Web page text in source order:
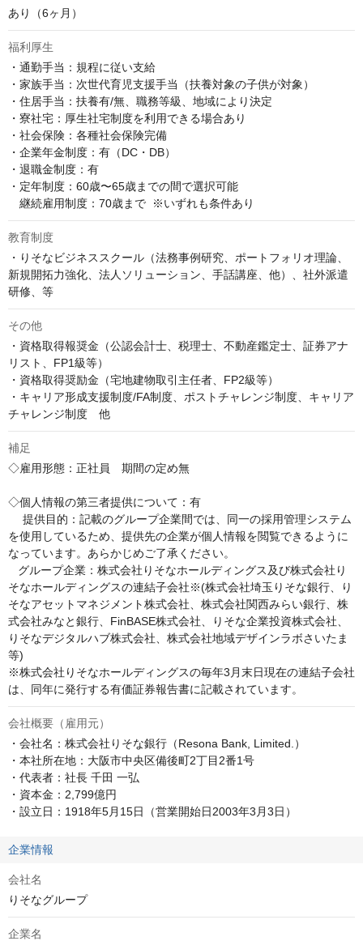
あり（6ヶ月）
福利厚生
・通勤手当：規程に従い支給
・家族手当：次世代育児支援手当（扶養対象の子供が対象）
・住居手当：扶養有/無、職務等級、地域により決定
・寮社宅：厚生社宅制度を利用できる場合あり
・社会保険：各種社会保険完備
・企業年金制度：有（DC・DB）
・退職金制度：有
・定年制度：60歳〜65歳までの間で選択可能
継続雇用制度：70歳まで  ※いずれも条件あり
教育制度
・りそなビジネススクール（法務事例研究、ポートフォリオ理論、
新規開拓力強化、法人ソリューション、手話講座、他）、社外派遣
研修、等
その他
・資格取得報奨金（公認会計士、税理士、不動産鑑定士、証券アナ
リスト、FP1級等）
・資格取得奨励金（宅地建物取引主任者、FP2級等）
・キャリア形成支援制度/FA制度、ポストチャレンジ制度、キャリア
チャレンジ制度　他
補足
◇雇用形態：正社員　期間の定め無
◇個人情報の第三者提供について：有
提供目的：記載のグループ企業間では、同一の採用管理システム
を使用しているため、提供先の企業が個人情報を閲覧できるように
なっています。あらかじめご了承ください。
そなホールディングスの連結子会社※(株式会社埼玉りそな銀行、り
そなアセットマネジメント株式会社、株式会社関西みらい銀行、株
式会社みなと銀行、FinBASE株式会社、りそな企業投資株式会社、
りそなデジタルハブ株式会社、株式会社地域デザインラボさいたま
等)
※株式会社りそなホールディングスの毎年3月末日現在の連結子会社
は、同年に発行する有価証券報告書に記載されています。
会社概要（雇用元）
・会社名：株式会社りそな銀行（Resona Bank, Limited.）
・本社所在地：大阪市中央区備後町2丁目2番1号
・代表者：社長 千田 一弘
・資本金：2,799億円
・設立日：1918年5月15日（営業開始日2003年3月3日）
企業情報
会社名
りそなグループ
企業名